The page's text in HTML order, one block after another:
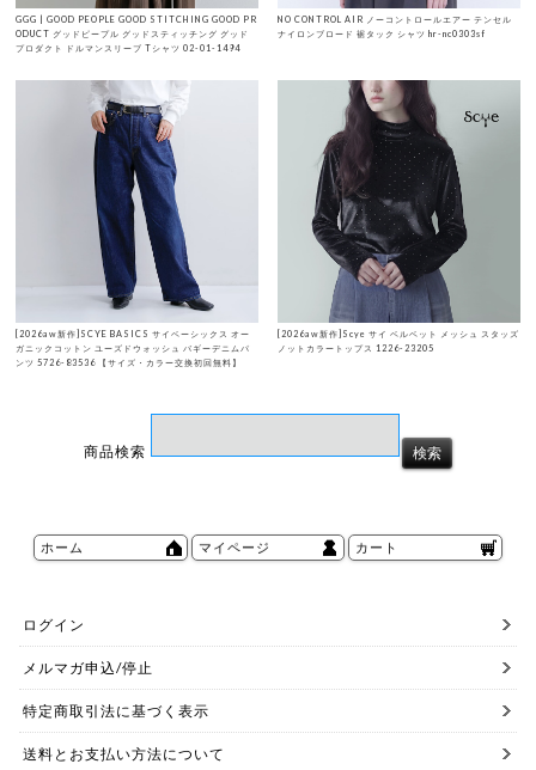
GGG | GOOD PEOPLE GOOD STITCHING GOOD PR
ODUCT グッドピープル グッドスティッチング グッド
プロダクト ドルマンスリーブ Tシャツ 02-01-1494
NO CONTROL AIR ノーコントロールエアー テンセル
ナイロンブロード 裾タック シャツ hr-nc0303sf
[2026aw新作]SCYE BASICS サイベーシックス オー
ガニックコットン ユーズドウォッシュ バギーデニムパ
ンツ 5726-83536 【サイズ・カラー交換初回無料】
[2026aw新作]Scye サイ ベルベット メッシュ スタッズ
ノットカラートップス 1226-23205
商品検索
ホーム マイページ カート
ログイン
メルマガ申込/停止
特定商取引法に基づく表示
送料とお支払い方法について